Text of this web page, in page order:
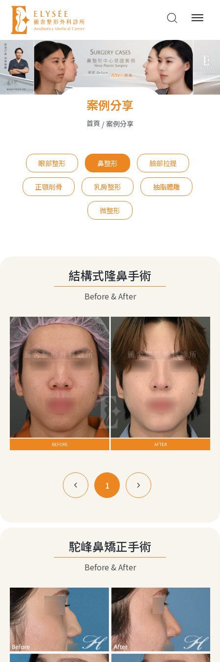
案例分享
首頁 案例分享
眼部整形 鼻整形 臉部拉提
正顎削骨 乳房整形 抽脂體雕
微整形
結構式隆鼻手術
Before & After
1
駝峰鼻矯正手術
Before & After